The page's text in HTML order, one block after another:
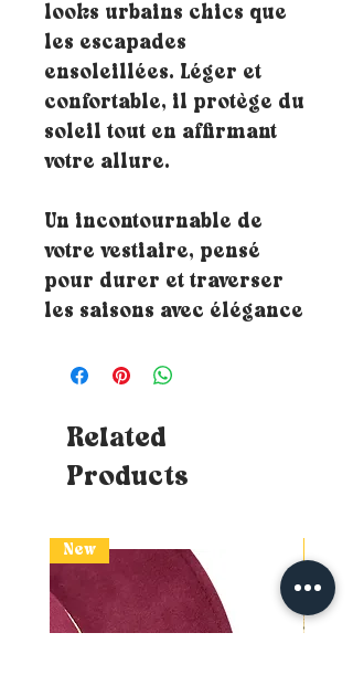
looks urbains chics que
les escapades
ensoleillées. Léger et
confortable, il protège du
soleil tout en affirmant
votre allure.
Un incontournable de
votre vestiaire, pensé
pour durer et traverser
les saisons avec élégance
Related
Products
New